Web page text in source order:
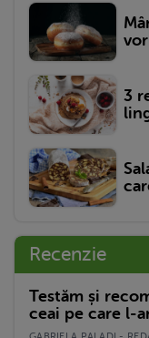
3
Recenzie
Testăm și
ceai pe care l-